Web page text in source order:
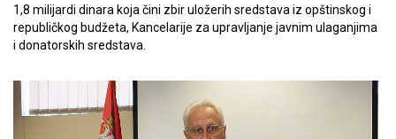
1,8 milijardi dinara koja čini zbir uložerih sredstava iz opštinskog i
republičkog budžeta, Kancelarije za upravljanje javnim ulaganjima
i donatorskih sredstava.